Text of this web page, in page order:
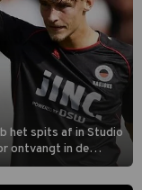
het spits af in Studio
ontvangt in de
De nieuwe
voetballen.